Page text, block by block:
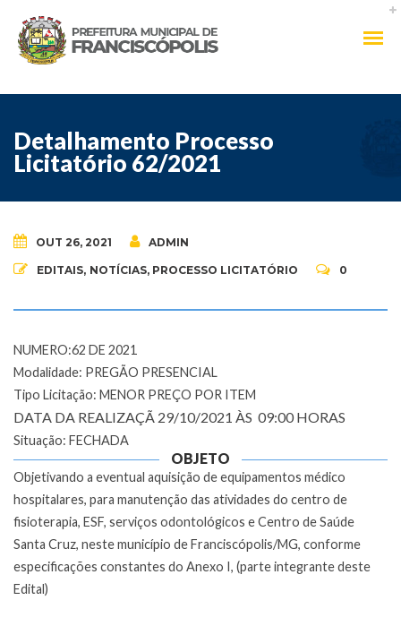
Detalhamento Processo
Licitatório 62/2021
OUT 26, 2021 ADMIN
EDITAIS, NOTÍCIAS, PROCESSO LICITATÓRIO 0
NUMERO:62 DE 2021
Modalidade: PREGÃO PRESENCIAL
Tipo Licitação: MENOR PREÇO POR ITEM
DATA DA REALIZAÇÃ 29/10/2021 ÀS 09:00 HORAS
Situação: FECHADA
OBJETO
Objetivando a eventual aquisição de equipamentos médico
hospitalares, para manutenção das atividades do centro de
fisioterapia, ESF, serviços odontológicos e Centro de Saúde
Santa Cruz, neste município de Franciscópolis/MG, conforme
especificações constantes do Anexo I, (parte integrante deste
Edital)